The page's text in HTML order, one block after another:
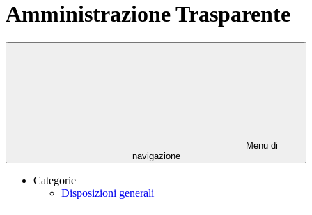
Amministrazione Trasparente
Menu di
navigazione
Categorie
Disposizioni generali